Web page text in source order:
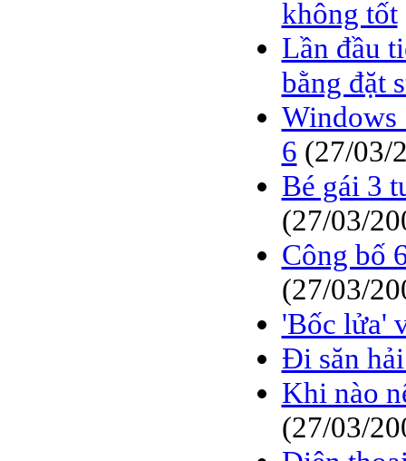
không tốt
Lần đầu
bằng đặt
Windows
6 (27/03/
Bé gái 3
(27/03/
Công bố
(27/03/
'Bốc lửa'
Đi săn
Khi nào
(27/03/